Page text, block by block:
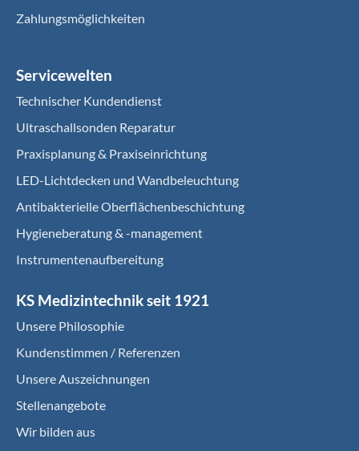
Zahlungsmöglichkeiten
Servicewelten
Technischer Kundendienst
Ultraschallsonden Reparatur
Praxisplanung & Praxiseinrichtung
LED-Lichtdecken und Wandbeleuchtung
Antibakterielle Oberflächenbeschichtung
Hygieneberatung & -management
Instrumentenaufbereitung
KS Medizintechnik seit 1921
Unsere Philosophie
Kundenstimmen / Referenzen
Unsere Auszeichnungen
Stellenangebote
Wir bilden aus